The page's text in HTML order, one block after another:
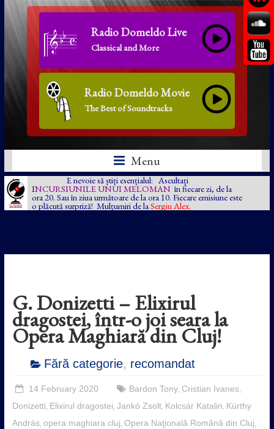
Radio Domeldo Live
Classical and More
Radio Domeldo Movie
The Best of Soundtracks
Menu
E nevoie să știți esențialul: Ascultați
INCURSIUNILE UNUI MELOMAN în fiecare zi, de la
ora 20. Sau în ziua următoare de la ora 10. Fiecare emisiune este
o plăcută surpriză! Mulțumiri de la Sergiu Alex.
G. Donizetti – Elixirul
dragostei, într-o joi seara la
Opera Maghiară din Cluj!
Fără categorie, recomandat
14 February 2020 Bardon Tony, Cristian Ivanes,
Donizetti Elixirul dragostei Jankó Zsolt, Kolcsár Katalin Kürthy
András, opera maghiara cluj Opera Naţională Română din Cluj